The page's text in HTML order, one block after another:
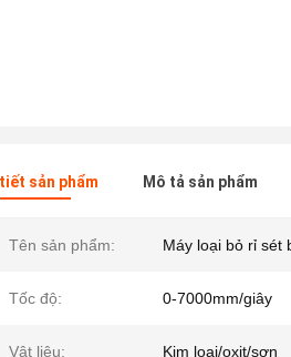
sản phẩm Mô tả sản phẩm
Tên sản phẩm: Máy loại bỏ rỉ sét
Tốc độ: 0-7000mm/giây
Vật liệu: Kim loại/oxit/sơn